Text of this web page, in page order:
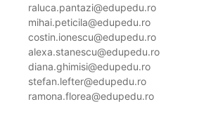
raluca.pantazi@edupedu.ro
mihai.peticila@edupedu.ro
costin.ionescu@edupedu.ro
alexa.stanescu@edupedu.ro
diana.ghimisi@edupedu.ro
stefan.lefter@edupedu.ro
ramona.florea@edupedu.ro